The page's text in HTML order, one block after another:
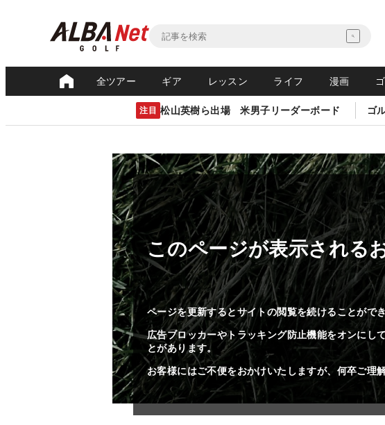
全ツアー ギア レッスン ライフ 漫画
注目 松山英樹ら出場 米男子リーダーボード ゴ
このページが表示される
ページを更新するとサイトの閲覧を続けることができ
広告ブロッカーやトラッキング防止機能をオンにし
とがあります。
お客様にはご不便をおかけいたしますが、何卒ご理